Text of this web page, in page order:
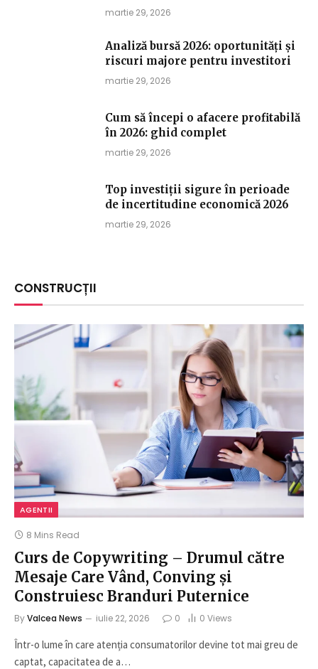
martie 29, 2026
Analiză bursă 2026: oportunități și
riscuri majore pentru investitori
martie 29, 2026
Cum să începi o afacere profitabilă
în 2026: ghid complet
martie 29, 2026
Top investiții sigure în perioade
de incertitudine economică 2026
martie 29, 2026
CONSTRUCȚII
AGENTII
8 Mins Read
Curs de Copywriting – Drumul către
Mesaje Care Vând, Conving și
Construiesc Branduri Puternice
ByValcea News iulie 22, 2026 0 0 Views
Într-o lume în care atenția consumatorilor devine tot mai greu de
captat, capacitatea de a…